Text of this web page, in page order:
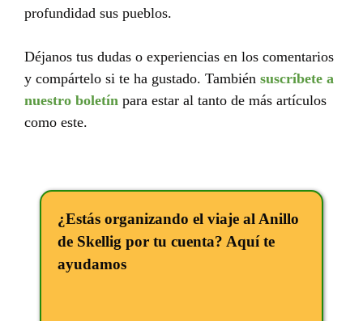
profundidad sus pueblos.
Déjanos tus dudas o experiencias en los comentarios
y compártelo si te ha gustado. También suscríbete a
nuestro boletín para estar al tanto de más artículos
como este.
¿Estás organizando el viaje al Anillo
de Skellig por tu cuenta? Aquí te
ayudamos